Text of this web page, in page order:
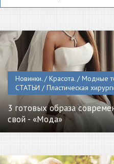
Новинки. / Красота. / Модные
СТАТЬИ / Пластическая
3 готовых образа
свой - «Мода»